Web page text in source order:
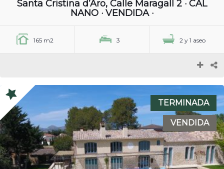
Santa Cristina d’Aro, Calle Maragall 2 · CAL
NANO · VENDIDA ·
165 m2 3 2 y 1 aseo
TERMINADA
VENDIDA